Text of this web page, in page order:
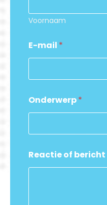
Voornaam
E-mail *
Onderwerp*
e
r
Reactie of bericht